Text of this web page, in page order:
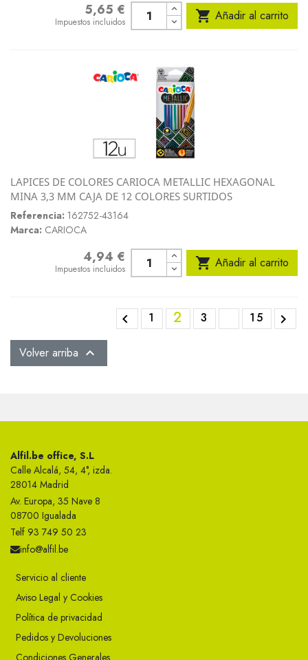
5,65 €
Impuestos incluidos  Añadir al carrito
LAPICES DE COLORES CARIOCA METALLIC HEXAGONAL
MINA 3,3 MM CAJA DE 12 COLORES SURTIDOS
Referencia: 162752-43164
Marca: CARIOCA
4,94 €
Impuestos incluidos  Añadir al carrito
 1 2 3 15 
Volver arriba 
Alfil.be office, S.L
Calle Alcalá, 54, 4°, izda.
28014 Madrid
Av. Europa, 35 Nave 8
08700 Igualada
Telf 93 749 50 23
info@alfil.be
Servicio al cliente
Aviso Legal y Cookies
Política de privacidad
Pedidos y Devoluciones
Condiciones Generales